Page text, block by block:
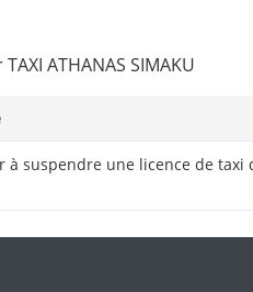
ATHANAS SIMAKU
à suspendre une licence de taxi